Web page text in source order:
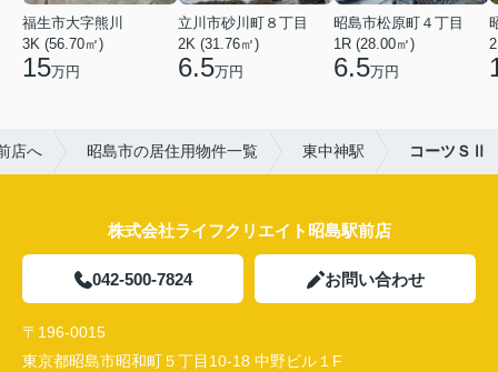
福生市大字熊川
3K (56.70㎡)
15万円
立川市砂川町８丁目
2K (31.76㎡)
6.5万円
昭島市松原町４丁目
1R (28.00㎡)
6.5万円
店へ 昭島市の居住用物件一覧 東中神駅 コーツＳⅡ
株式会社ライフクリエイト昭島駅前店
042-500-7824 お問い合わせ
〒196-0015
東京都昭島市昭和町５丁目10-18 中野ビル１F